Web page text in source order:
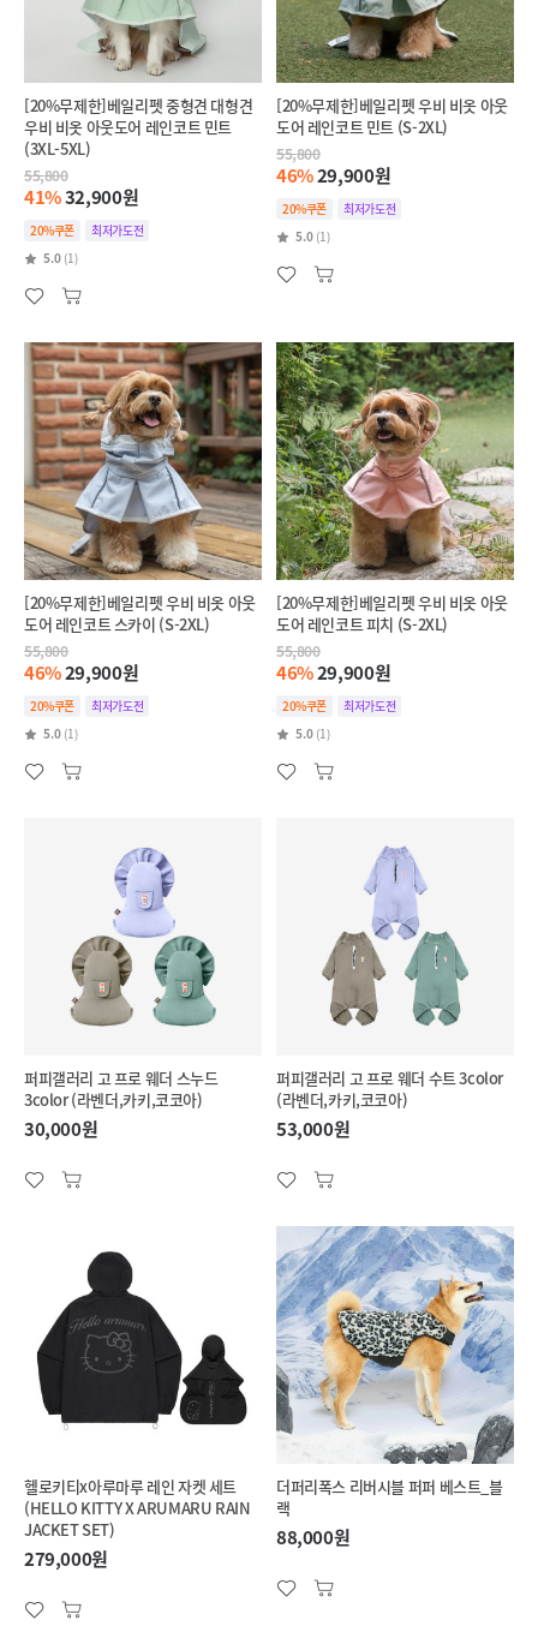
[20%무제한]베일리펫 중형견 대형견
우비 비옷 아웃도어 레인코트 민트
(3XL-5XL)
55,800
41%32,900원
20%쿠폰
최저가도전
5.0 (1)
[20%무제한]베일리펫 우비 비옷 아웃
도어 레인코트 민트 (S-2XL)
55,800
46%29,900원
20%쿠폰
최저가도전
5.0 (1)
[20%무제한]베일리펫 우비 비옷 아웃
도어 레인코트 스카이 (S-2XL)
55,800
46%29,900원
20%쿠폰
최저가도전
5.0 (1)
[20%무제한]베일리펫 우비 비옷 아웃
도어 레인코트 피치 (S-2XL)
55,800
46%29,900원
20%쿠폰
최저가도전
5.0 (1)
퍼피갤러리 고 프로 웨더 스누드
3color (라벤더,카키,코코아)
30,000원
퍼피갤러리 고 프로 웨더 수트 3color
(라벤더,카키,코코아)
53,000원
헬로키티x아루마루 레인 자켓 세트
(HELLO KITTY X ARUMARU RAIN
JACKET SET)
279,000원
더퍼리폭스 리버시블 퍼퍼 베스트_블
랙
88,000원